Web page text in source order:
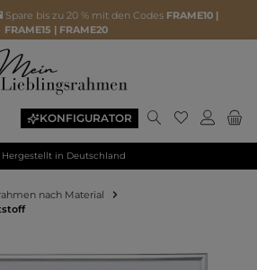
Spare bis zu 20 % mit den Codes FRAME10 |
FRAME15 | FRAME20
KONFIGURATOR
Hergestellt in Deutschland
nach Material